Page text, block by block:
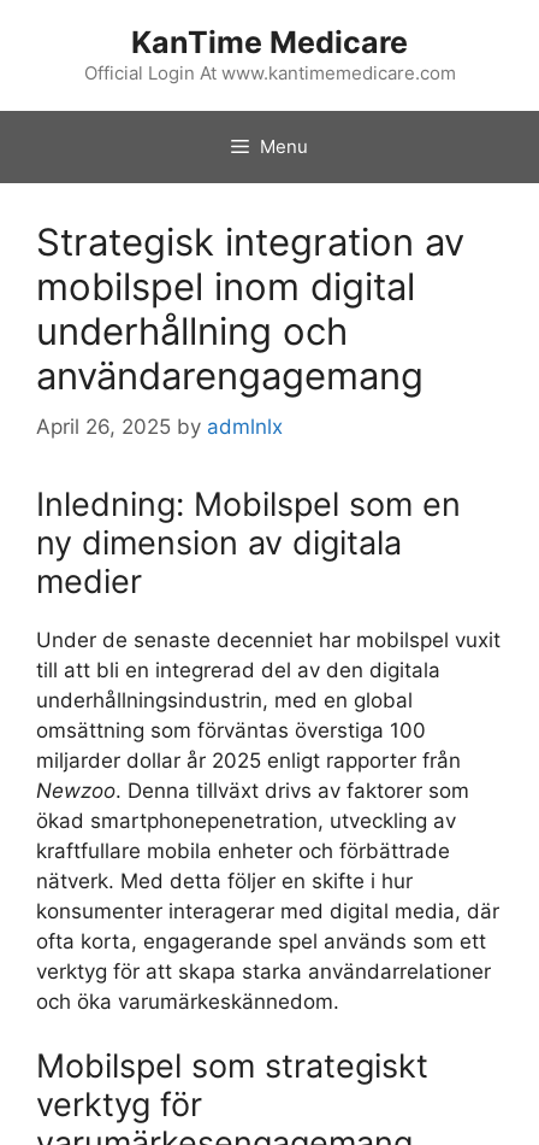
KanTime Medicare
Official Login At www.kantimemedicare.com
Menu
Strategisk integration av
mobilspel inom digital
underhållning och
användarengagemang
April 26, 2025 by admlnlx
Inledning: Mobilspel som en
ny dimension av digitala
medier
Under de senaste decenniet har mobilspel vuxit
till att bli en integrerad del av den digitala
underhållningsindustrin, med en global
omsättning som förväntas överstiga 100
miljarder dollar år 2025 enligt rapporter från
Newzoo. Denna tillväxt drivs av faktorer som
ökad smartphonepenetration, utveckling av
kraftfullare mobila enheter och förbättrade
nätverk. Med detta följer en skifte i hur
konsumenter interagerar med digital media, där
ofta korta, engagerande spel används som ett
verktyg för att skapa starka användarrelationer
och öka varumärkeskännedom.
Mobilspel som strategiskt
verktyg för